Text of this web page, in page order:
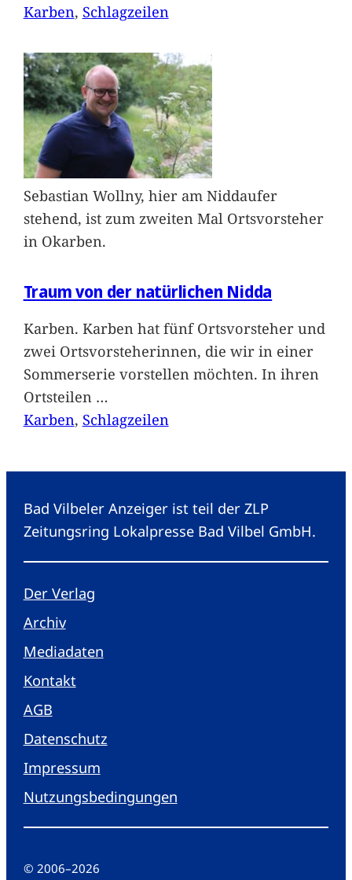
Karben, Schlagzeilen
Sebastian Wollny, hier am Niddaufer
stehend, ist zum zweiten Mal Ortsvorsteher
in Okarben.
Traum von der natürlichen Nidda
Karben. Karben hat fünf Ortsvorsteher und
zwei Ortsvorsteherinnen, die wir in einer
Sommerserie vorstellen möchten. In ihren
Ortsteilen …
Karben, Schlagzeilen
Bad Vilbeler Anzeiger ist teil der ZLP
Zeitungsring Lokalpresse Bad Vilbel GmbH.
Der Verlag
Archiv
Mediadaten
Kontakt
AGB
Datenschutz
Impressum
Nutzungsbedingungen
© 2006–2026